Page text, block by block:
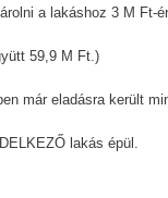
a lakáshoz 3 M Ft-
59,9 M Ft.)
már eladásra került
lakás épül.